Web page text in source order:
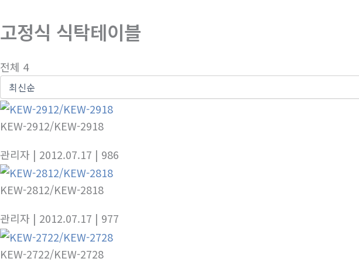
고정식 식탁테이블
전체 4
KEW-2912/KEW-2918
관리자 | 2012.07.17 | 986
KEW-2812/KEW-2818
관리자 | 2012.07.17 | 977
KEW-2722/KEW-2728